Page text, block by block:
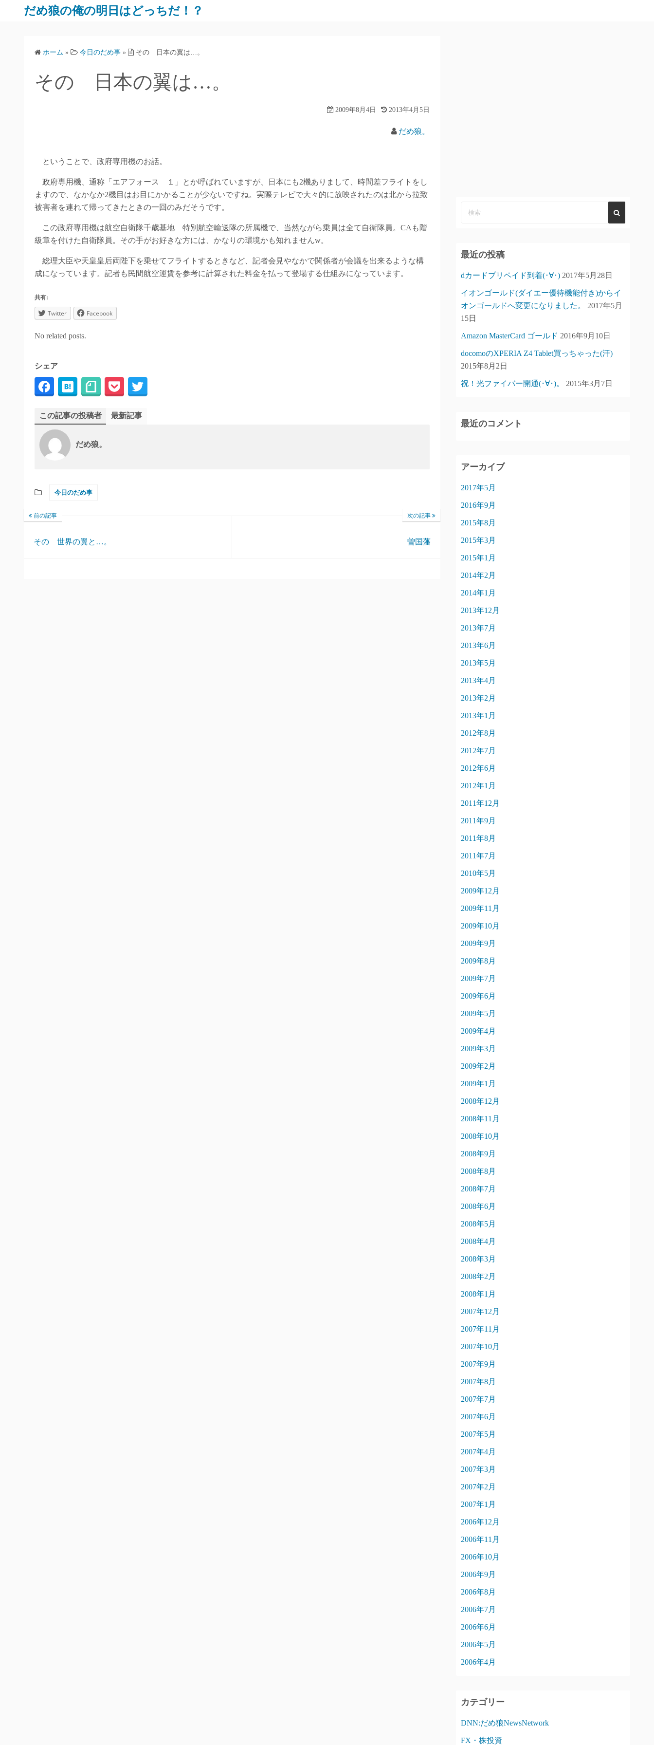
だめ狼の俺の明日はどっちだ！？
ホーム » 今日のだめ事 » その 日本の翼は…。
その 日本の翼は…。
2009年8月4日 2013年4月5日
だめ狼。
ということで、政府専用機のお話。
政府専用機、通称「エアフォース １」とか呼ばれていますが、日本にも2機ありまして、時間差フライトをし
ますので、なかなか2機目はお目にかかることが少ないですね。実際テレビで大々的に放映されたのは北から拉致
被害者を連れて帰ってきたときの一回のみだそうです。
この政府専用機は航空自衛隊千歳基地 特別航空輸送隊の所属機で、当然ながら乗員は全て自衛隊員。CAも階
級章を付けた自衛隊員。その手がお好きな方には、かなりの環境かも知れませんw。
総理大臣や天皇皇后両陛下を乗せてフライトするときなど、記者会見やなかで関係者が会議を出来るような構
成になっています。記者も民間航空運賃を参考に計算された料金を払って登場する仕組みになっています。
共有:
Twitter Facebook
No related posts.
シェア
この記事の投稿者 最新記事
だめ狼。
今日のだめ事
前の記事
その 世界の翼と…。
次の記事
曽国藩
最近の投稿
dカードプリペイド到着(･∀･) 2017年5月28日
イオンゴールド(ダイエー優待機能付き)からイ
オンゴールドへ変更になりました。
2017年5月
15日
Amazon MasterCard ゴールド 2016年9月10日
docomoのXPERIA Z4 Tablet買っちゃった(汗)
2015年8月2日
祝！光ファイバー開通(･∀･)。 2015年3月7日
最近のコメント
アーカイブ
2017年5月
2016年9月
2015年8月
2015年3月
2015年1月
2014年2月
2014年1月
2013年12月
2013年7月
2013年6月
2013年5月
2013年4月
2013年2月
2013年1月
2012年8月
2012年7月
2012年6月
2012年1月
2011年12月
2011年9月
2011年8月
2011年7月
2010年5月
2009年12月
2009年11月
2009年10月
2009年9月
2009年8月
2009年7月
2009年6月
2009年5月
2009年4月
2009年3月
2009年2月
2009年1月
2008年12月
2008年11月
2008年10月
2008年9月
2008年8月
2008年7月
2008年6月
2008年5月
2008年4月
2008年3月
2008年2月
2008年1月
2007年12月
2007年11月
2007年10月
2007年9月
2007年8月
2007年7月
2007年6月
2007年5月
2007年4月
2007年3月
2007年2月
2007年1月
2006年12月
2006年11月
2006年10月
2006年9月
2006年8月
2006年7月
2006年6月
2006年5月
2006年4月
カテゴリー
DNN:だめ狼NewsNetwork
FX・株投資